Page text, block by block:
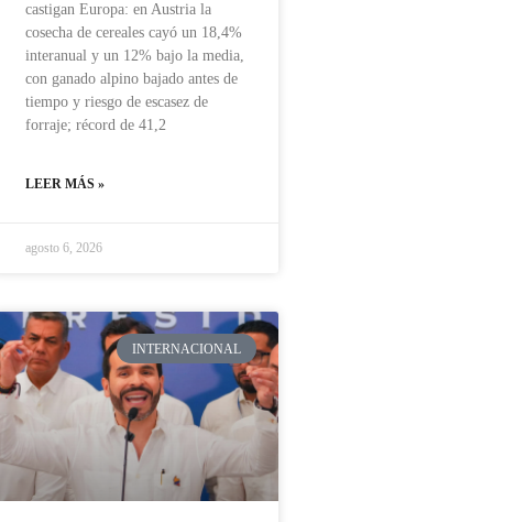
castigan Europa: en Austria la
cosecha de cereales cayó un 18,4%
interanual y un 12% bajo la media,
con ganado alpino bajado antes de
tiempo y riesgo de escasez de
forraje; récord de 41,2
LEER MÁS »
agosto 6, 2026
INTERNACIONAL